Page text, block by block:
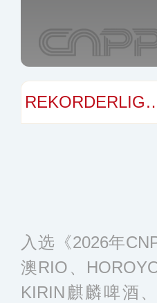
入选《2026年
澳RIO、
KIRIN麒麟啤酒